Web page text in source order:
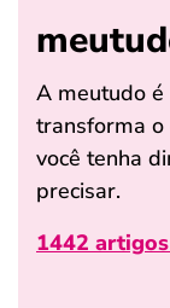
A meutudo
transforma
você tenha
precisar.
1442